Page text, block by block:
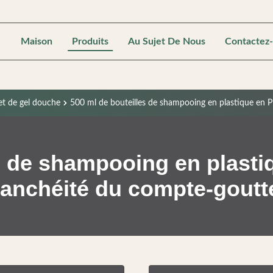
Maison Produits Au Sujet De Nous
de gel douche 500 ml de bouteilles de shampooing en plastique en
shampooing en
du compte-